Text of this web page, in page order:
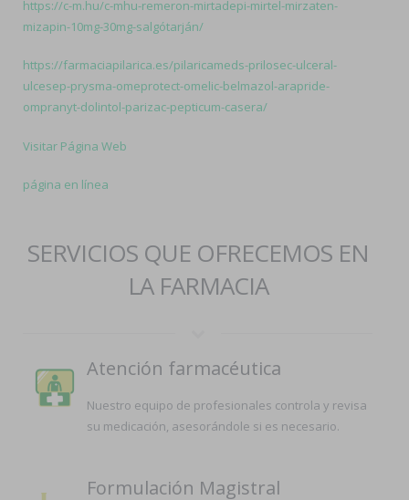
https://c-m.hu/c-mhu-remeron-mirtadepi-mirtel-mirzaten-
mizapin-10mg-30mg-salgótarján/
https://farmaciapilarica.es/pilaricameds-prilosec-ulceral-
ulcesep-prysma-omeprotect-omelic-belmazol-arapride-
ompranyt-dolintol-parizac-pepticum-casera/
Visitar Página Web
página en línea
SERVICIOS QUE OFRECEMOS EN
LA FARMACIA
Atención farmacéutica
Nuestro equipo de profesionales controla y revisa
su medicación, asesorándole si es necesario.
Formulación Magistral